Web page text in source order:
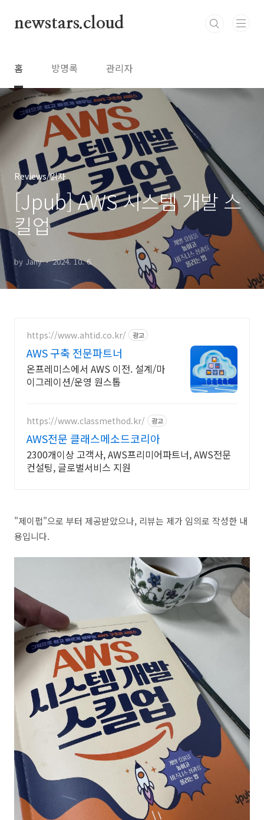
newstars.cloud
홈 방명록 관리자
Reviews/읽자
[Jpub] AWS 시스템 개발 스
킬업
by Jany 2024. 10. 6.
https://www.ahtid.co.kr/ 광고
AWS 구축 전문파트너
온프레미스에서 AWS 이전. 설계/마
이그레이션/운영 원스톱
https://www.classmethod.kr/ 광고
AWS전문 클래스메소드코리아
2300개이상 고객사, AWS프리미어파트너, AWS전문
컨설팅, 글로벌서비스 지원
"제이펍"으로 부터 제공받았으나, 리뷰는 제가 임의로 작성한 내
용입니다.